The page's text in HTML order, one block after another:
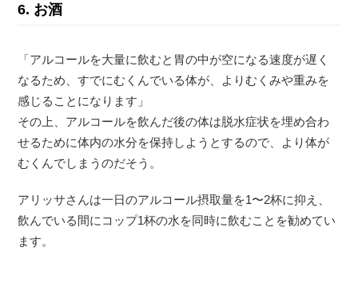
6. お酒
「アルコールを大量に飲むと胃の中が空になる速度が遅く
なるため、すでにむくんでいる体が、よりむくみや重みを
感じることになります」
その上、アルコールを飲んだ後の体は脱水症状を埋め合わ
せるために体内の水分を保持しようとするので、より体が
むくんでしまうのだそう。
アリッサさんは一日のアルコール摂取量を1〜2杯に抑え、
飲んでいる間にコップ1杯の水を同時に飲むことを勧めてい
ます。